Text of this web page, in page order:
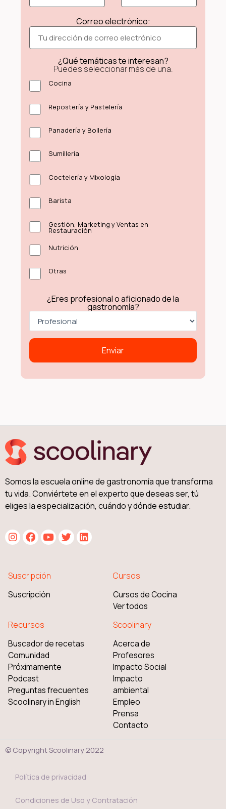
Correo electrónico:
¿Qué temáticas te interesan?
Puedes seleccionar más de una.
Cocina
Repostería y Pastelería
Panadería y Bollería
Sumillería
Coctelería y Mixología
Barista
Gestión, Marketing y Ventas en
Restauración
Nutrición
Otras
¿Eres profesional o aficionado de la
gastronomía?
Somos la escuela online de gastronomía que transforma
tu vida. Conviértete en el experto que deseas ser, tú
eliges la especialización, cuándo y dónde estudiar.
Suscripción
Suscripción
Cursos
Cursos de Cocina
Ver todos
Recursos
Buscador de recetas
Comunidad
Próximamente
Podcast
Preguntas frecuentes
Scoolinary in English
Scoolinary
Acerca de
Profesores
Impacto Social
Impacto
ambiental
Empleo
Prensa
Contacto
© Copyright Scoolinary 2022
Política de privacidad
Condiciones de Uso y Contratación